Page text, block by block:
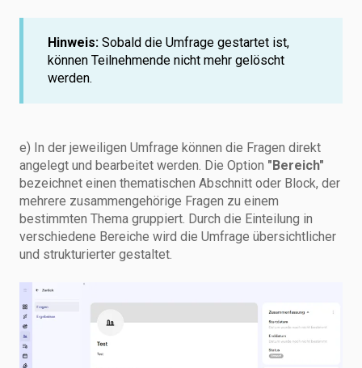
Hinweis: Sobald die Umfrage gestartet ist,
können Teilnehmende nicht mehr gelöscht
werden.
e) In der jeweiligen Umfrage können die Fragen direkt
angelegt und bearbeitet werden. Die Option "Bereich"
bezeichnet einen thematischen Abschnitt oder Block, der
mehrere zusammengehörige Fragen zu einem
bestimmten Thema gruppiert. Durch die Einteilung in
verschiedene Bereiche wird die Umfrage übersichtlicher
und strukturierter gestaltet.